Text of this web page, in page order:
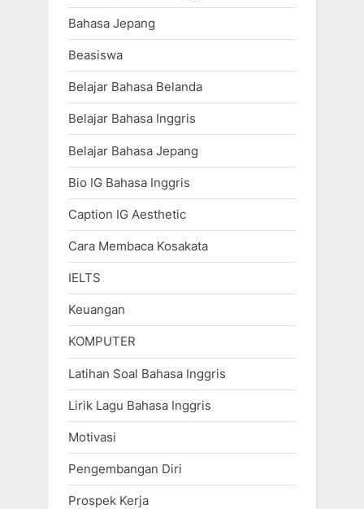
Bahasa Jepang
Beasiswa
Belajar Bahasa Belanda
Belajar Bahasa Inggris
Belajar Bahasa Jepang
Bio IG Bahasa Inggris
Caption IG Aesthetic
Cara Membaca Kosakata
IELTS
Keuangan
KOMPUTER
Latihan Soal Bahasa Inggris
Lirik Lagu Bahasa Inggris
Motivasi
Pengembangan Diri
Prospek Kerja